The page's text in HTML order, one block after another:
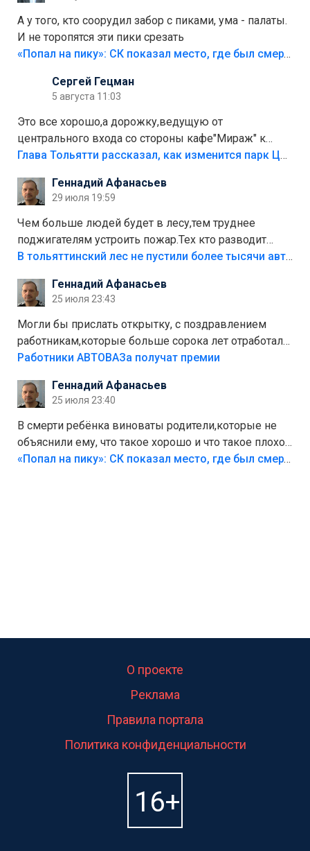
А у того, кто соорудил забор с пиками, ума - палаты.
И не торопятся эти пики срезать
«Попал на пику»: СК показал место, где был смертельно травмирован ребенок в Тольятти
Сергей Гецман
5 августа 11:03
Это все хорошо,а дорожку,ведущую от
центрального входа со стороны кафе"Мираж" к
аттракционам слабо доделать?А то бордюры
лежала в парке и испортилась.Да еще,видимо,часть
украли.
Глава Тольятти рассказал, как изменится парк Центрального района
Геннадий Афанасьев
29 июля 19:59
Чем больше людей будет в лесу,тем труднее
поджигателям устроить пожар.Тех кто разводит
костры,тех надо безбожно штрафовать.Камер полно
Штрафы мизерные.
В тольяттинский лес не пустили более тысячи автомобилей
Геннадий Афанасьев
25 июля 23:43
Могли бы прислать открытку, с поздравлением
работникам,которые больше сорока лет отработали
на предприятии.
Работники АВТОВАЗа получат премии
Геннадий Афанасьев
25 июля 23:40
В смерти ребёнка виноваты родители,которые не
объяснили ему, что такое хорошо и что такое плохо!
Лезть через такой забор,верх безумия,есть же
«Попал на пику»: СК показал место, где был смертельно травмирован ребенок в Тольятти
О проекте
Реклама
Правила портала
Политика конфиденциальности